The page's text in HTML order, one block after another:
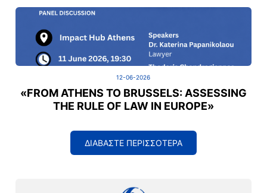
12-06-2026
«FROM ATHENS TO BRUSSELS: ASSESSING
THE RULE OF LAW IN EUROPE»
ΔΙΑΒΑΣΤΕ ΠΕΡΙΣΣΟΤΕΡΑ